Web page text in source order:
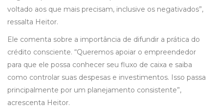
voltado aos que mais precisam, inclusive os negativados”,
ressalta Heitor.
Ele comenta sobre a importância de difundir a prática do
crédito consciente. “Queremos apoiar o empreendedor
para que ele possa conhecer seu fluxo de caixa e saiba
como controlar suas despesas e investimentos. Isso passa
principalmente por um planejamento consistente”,
acrescenta Heitor.